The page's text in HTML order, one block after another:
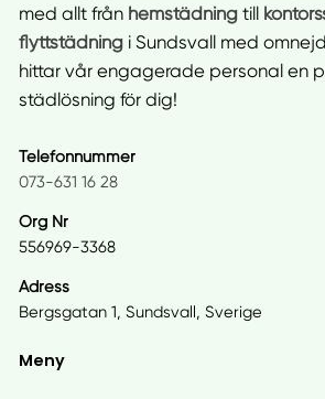
med allt från hemstädningtill
flyttstädningi Sundsvall med
hittar vår engagerade personal en
städlösning för dig!
Telefonnummer
073-631 16 28
Org Nr
556969-3368
Adress
Bergsgatan 1, Sundsvall, Sverige
Meny